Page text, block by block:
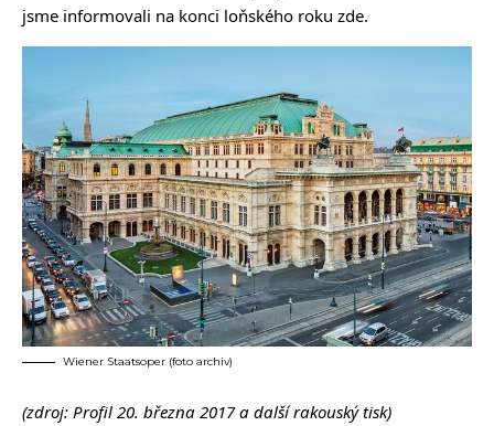
jsme informovali na konci loňského roku zde.
Wiener Staatsoper (foto archiv)
(zdroj: Profil 20. března 2017 a další rakouský tisk)